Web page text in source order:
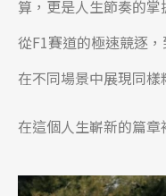
算，更是人生節奏的掌
從F1賽道的極速競逐
在不同場景中展現同樣
在這個人生嶄新的篇章